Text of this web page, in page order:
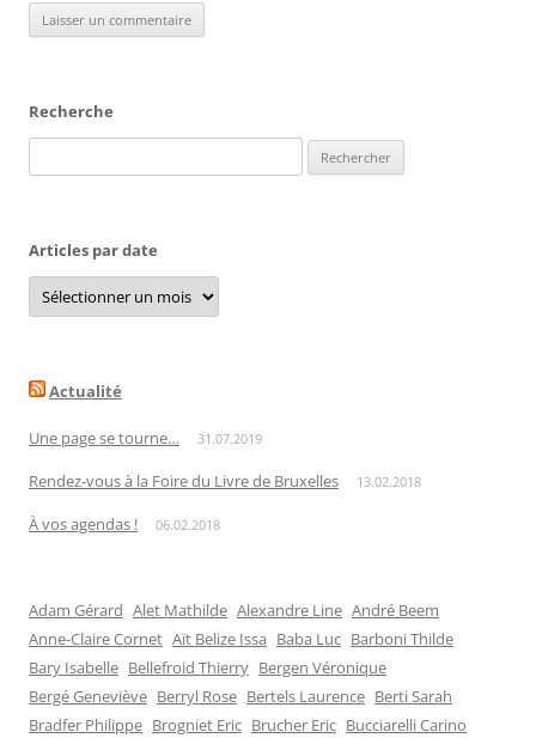
Recherche
Articles par date
Articles
par
date
Actualité
Une page se tourne… 31.07.2019
Rendez-vous à la Foire du Livre de Bruxelles 13.02.2018
À vos agendas ! 06.02.2018
Adam Gérard Alet Mathilde Alexandre Line André Beem
Anne-Claire Cornet Aït Belize Issa Baba Luc Barboni Thilde
Bary Isabelle Bellefroid Thierry Bergen Véronique
Bergé Geneviève Berryl Rose Bertels Laurence Berti Sarah
Bradfer Philippe Brogniet Eric Brucher Eric Bucciarelli Carino